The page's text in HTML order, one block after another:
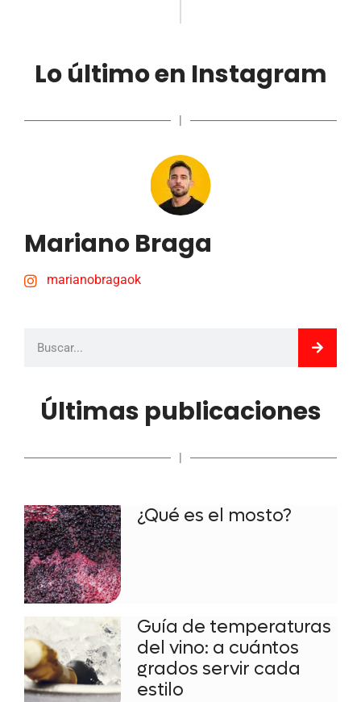
Lo último en Instagram
|
Mariano Braga
marianobragaok
Últimas publicaciones
|
¿Qué es el mosto?
Guía de temperaturas
del vino: a cuántos
grados servir cada
estilo